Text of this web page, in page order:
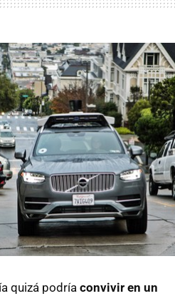
quizá podría convivir en un